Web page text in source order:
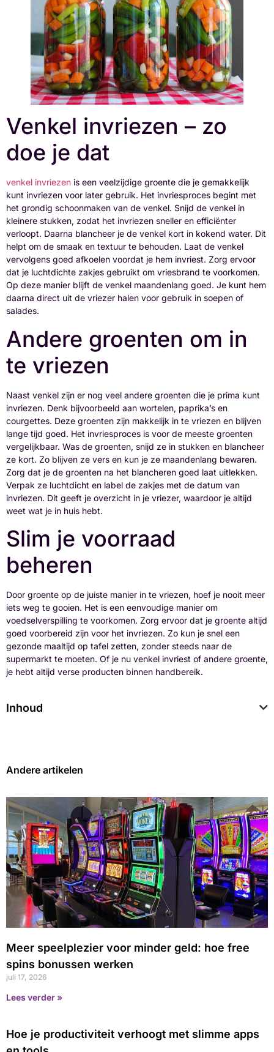
Venkel invriezen – zo
doe je dat
venkel invriezen is een veelzijdige groente die je gemakkelijk
kunt invriezen voor later gebruik. Het invriesproces begint met
het grondig schoonmaken van de venkel. Snijd de venkel in
kleinere stukken, zodat het invriezen sneller en efficiënter
verloopt. Daarna blancheer je de venkel kort in kokend water. Dit
helpt om de smaak en textuur te behouden. Laat de venkel
vervolgens goed afkoelen voordat je hem invriest. Zorg ervoor
dat je luchtdichte zakjes gebruikt om vriesbrand te voorkomen.
Op deze manier blijft de venkel maandenlang goed. Je kunt hem
daarna direct uit de vriezer halen voor gebruik in soepen of
salades.
Andere groenten om in
te vriezen
Naast venkel zijn er nog veel andere groenten die je prima kunt
invriezen. Denk bijvoorbeeld aan wortelen, paprika’s en
courgettes. Deze groenten zijn makkelijk in te vriezen en blijven
lange tijd goed. Het invriesproces is voor de meeste groenten
vergelijkbaar. Was de groenten, snijd ze in stukken en blancheer
ze kort. Zo blijven ze vers en kun je ze maandenlang bewaren.
Zorg dat je de groenten na het blancheren goed laat uitlekken.
Verpak ze luchtdicht en label de zakjes met de datum van
invriezen. Dit geeft je overzicht in je vriezer, waardoor je altijd
weet wat je in huis hebt.
Slim je voorraad
beheren
Door groente op de juiste manier in te vriezen, hoef je nooit meer
iets weg te gooien. Het is een eenvoudige manier om
voedselverspilling te voorkomen. Zorg ervoor dat je groente altijd
goed voorbereid zijn voor het invriezen. Zo kun je snel een
gezonde maaltijd op tafel zetten, zonder steeds naar de
supermarkt te moeten. Of je nu venkel invriest of andere groente,
je hebt altijd verse producten binnen handbereik.
Inhoud
Andere artikelen
Meer speelplezier voor minder geld: hoe free
spins bonussen werken
juli 17, 2026
Lees verder »
Hoe je productiviteit verhoogt met slimme apps